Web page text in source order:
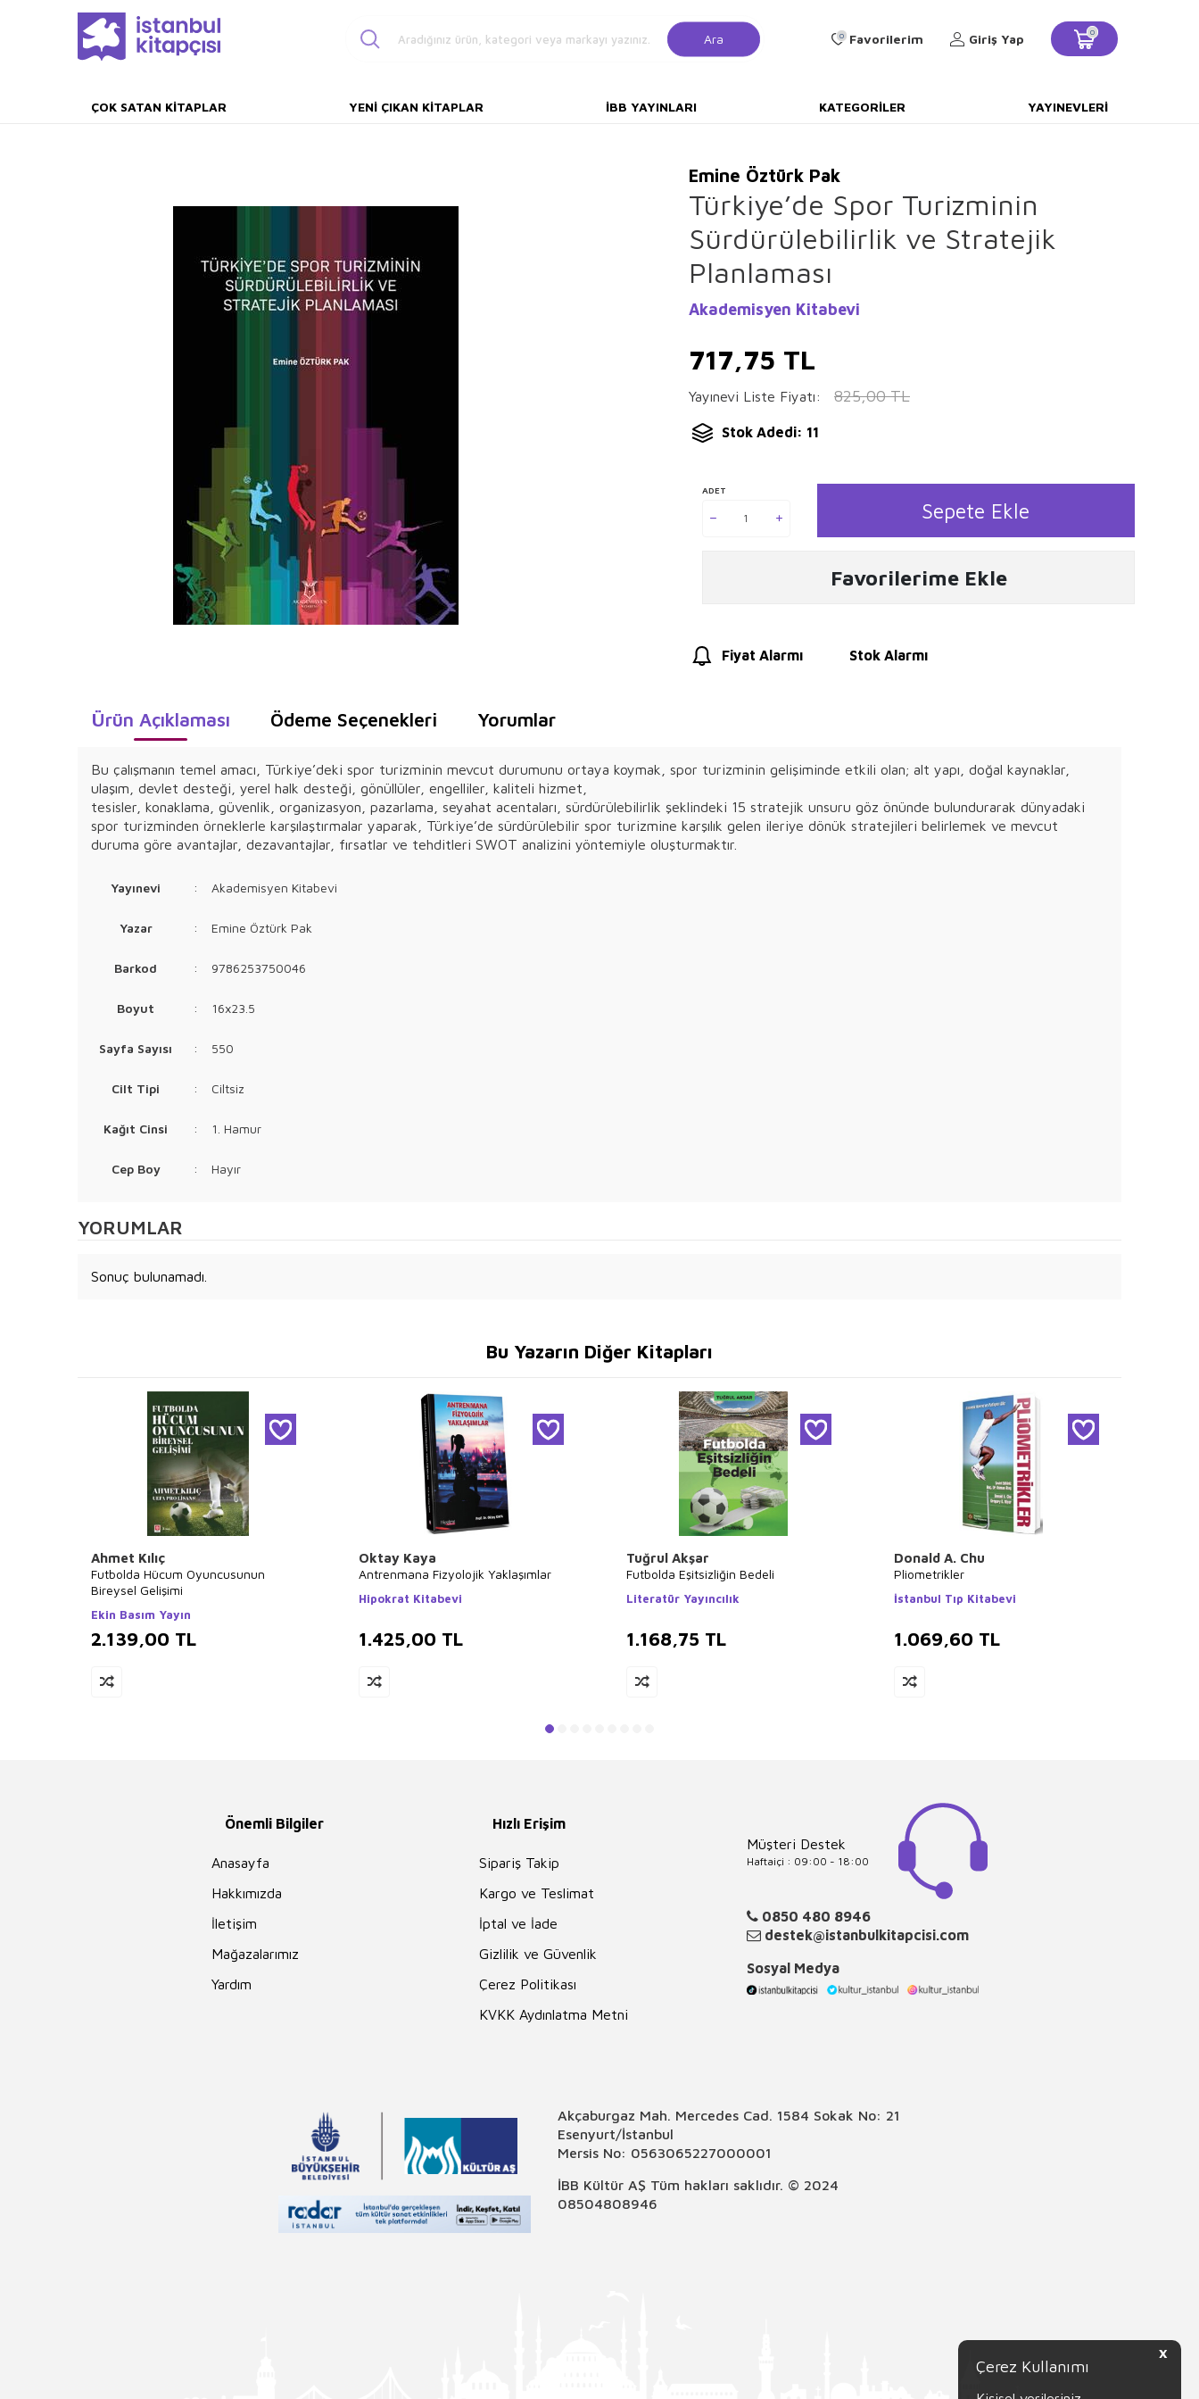
X
Çerez Kullanımı
Ara 0 Favorilerim Giriş Yap 0
ÇOK SATAN KITAPLAR YENI ÇIKAN KITAPLAR İBB YAYINLARI KATEGORILER YAYINEVLERI
Emine Öztürk Pak
Türkiye’de Spor Turizminin
Sürdürülebilirlik ve Stratejik
Planlaması
Akademisyen Kitabevi
717,75 TL
Yayınevi Liste Fiyatı: 825,00TL
Stok Adedi: 11
ADET
Sepete Ekle
Favorilerime Ekle
Fiyat Alarmı Stok Alarmı
Ürün Açıklaması Ödeme Seçenekleri Yorumlar
Bu çalışmanın temel amacı, Türkiye’deki spor turizminin mevcut durumunu ortaya koymak, spor turizminin gelişiminde etkili olan; alt yapı, doğal kaynaklar,
ulaşım, devlet desteği, yerel halk desteği, gönüllüler, engelliler, kaliteli hizmet,
tesisler, konaklama, güvenlik, organizasyon, pazarlama, seyahat acentaları, sürdürülebilirlik şeklindeki 15 stratejik unsuru göz önünde bulundurarak dünyadaki
spor turizminden örneklerle karşılaştırmalar yaparak, Türkiye’de sürdürülebilir spor turizmine karşılık gelen ileriye dönük stratejileri belirlemek ve mevcut
duruma göre avantajlar, dezavantajlar, fırsatlar ve tehditleri SWOT analizini yöntemiyle oluşturmaktır.
Yayınevi : Akademisyen Kitabevi
Yazar : Emine Öztürk Pak
Barkod : 9786253750046
Boyut : 16x23.5
Sayfa Sayısı : 550
Cilt Tipi : Ciltsiz
Kağıt Cinsi : 1. Hamur
Cep Boy : Hayır
YORUMLAR
Sonuç bulunamadı.
Bu Yazarın Diğer Kitapları
Ahmet Kılıç
Futbolda Hücum Oyuncusunun
Bireysel Gelişimi
Ekin Basım Yayın
2.139,00 TL
Oktay Kaya
Antrenmana Fizyolojik Yaklaşımlar
Hipokrat Kitabevi
1.425,00 TL
Tuğrul Akşar
Futbolda Eşitsizliğin Bedeli
Literatür Yayıncılık
1.168,75 TL
Donald A. Chu
Pliometrikler
İstanbul Tıp Kitabevi
1.069,60 TL
Önemli Bilgiler
Anasayfa
Hakkımızda
İletişim
Mağazalarımız
Yardım
Hızlı Erişim
Sipariş Takip
Kargo ve Teslimat
İptal ve İade
Gizlilik ve Güvenlik
Çerez Politikası
KVKK Aydınlatma Metni
Müşteri Destek
Haftaiçi : 09:00 - 18:00
0850 480 8946
destek@istanbulkitapcisi.com
Sosyal Medya
Akçaburgaz Mah. Mercedes Cad. 1584 Sokak No: 21
Esenyurt/İstanbul
Mersis No: 0563065227000001
İBB Kültür AŞ Tüm hakları saklıdır. © 2024
08504808946